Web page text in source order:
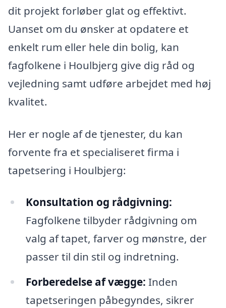
dit projekt forløber glat og effektivt.
Uanset om du ønsker at opdatere et
enkelt rum eller hele din bolig, kan
fagfolkene i Houlbjerg give dig råd og
vejledning samt udføre arbejdet med høj
kvalitet.
Her er nogle af de tjenester, du kan
forvente fra et specialiseret firma i
tapetsering i Houlbjerg:
Konsultation og rådgivning:
Fagfolkene tilbyder rådgivning om
valg af tapet, farver og mønstre, der
passer til din stil og indretning.
Forberedelse af vægge: Inden
tapetseringen påbegyndes, sikrer